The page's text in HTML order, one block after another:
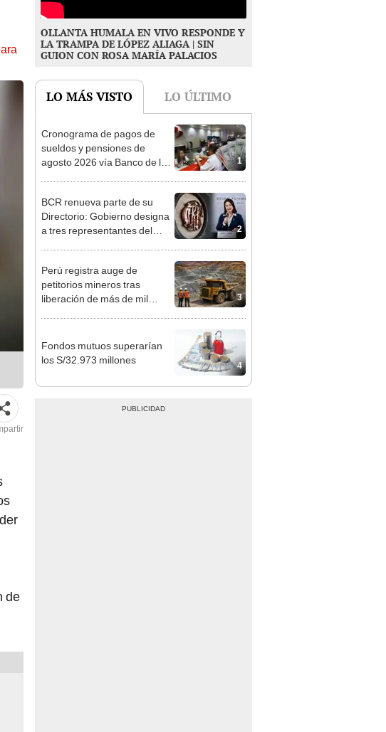
OLLANTA HUMALA EN VIVO RESPONDE Y
LA TRAMPA DE LÓPEZ ALIAGA | SIN
GUION CON ROSA MARÍA PALACIOS
LO MÁS VISTO
1
Cronograma de pagos de
sueldos y pensiones de
agosto 2026 vía Banco de la
Nación: conoce las fechas de
2
BCR renueva parte de su
Directorio: Gobierno designa
a tres representantes del
Ejecutivo
3
Perú registra auge de
petitorios mineros tras
liberación de más de mil
concesiones para explorar
los S/32.973 millones